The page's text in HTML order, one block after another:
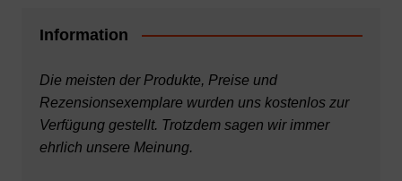
Information
Die meisten der Produkte, Preise und
Rezensionsexemplare wurden uns kostenlos zur
Verfügung gestellt. Trotzdem sagen wir immer
ehrlich unsere Meinung.